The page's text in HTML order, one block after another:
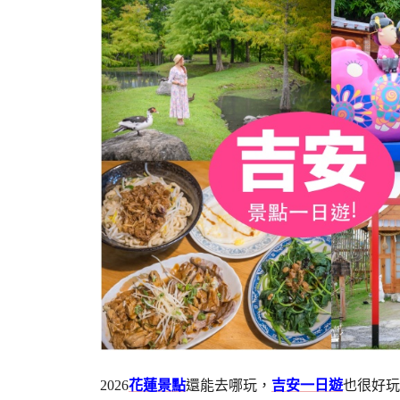
2026花蓮景點還能去哪玩， 吉安一日遊也很好